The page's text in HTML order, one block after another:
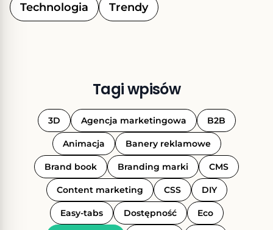
Technologia Trendy
Tagi wpisów
3D Agencja marketingowa B2B
Animacja Banery reklamowe
Brand book Branding marki CMS
Content marketing CSS DIY
Easy-tabs Dostępność Eco